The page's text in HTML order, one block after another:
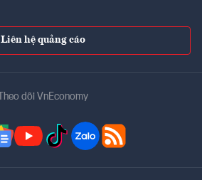
Liên hệ quảng cáo
Theo dõi VnEconomy